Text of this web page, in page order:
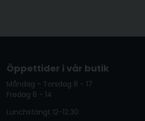
Öppettider i vår butik
Måndag - Torsdag 8 - 17
Fredag 8 - 14
Lunchstängt 12-12.30